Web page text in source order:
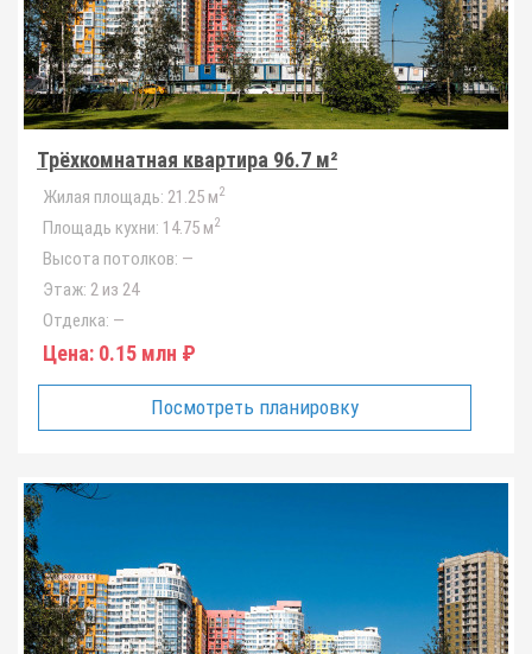
Трёхкомнатная квартира 96.7 м²
Жилая площадь: 21.25 м2
Площадь кухни: 14.75 м2
Высота потолков: —
Этаж: 2 из 24
Отделка: —
Цена: 0.15 млн ₽
Посмотреть планировку